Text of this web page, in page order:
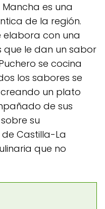
es una
de la región.
elabora con una
le dan un sabor
se cocina
los sabores se
un plato
de sus
su
Castilla-La
que no